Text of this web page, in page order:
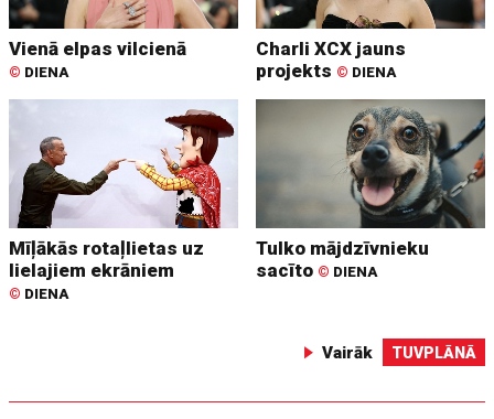
Vienā elpas vilcienā
© DIENA
Charli XCX jauns
projekts © DIENA
Mīļākās rotaļlietas uz
lielajiem ekrāniem
© DIENA
Tulko mājdzīvnieku
sacīto © DIENA
Vairāk TUVPLĀNĀ